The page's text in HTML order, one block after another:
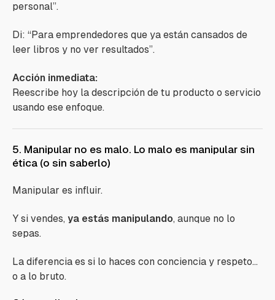
personal”.
Di: “Para emprendedores que ya están cansados de
leer libros y no ver resultados”.
Acción inmediata:
Reescribe hoy la descripción de tu producto o servicio
usando ese enfoque.
5. Manipular no es malo. Lo malo es manipular sin
ética (o sin saberlo)
Manipular es influir.
Y si vendes, ya estás manipulando, aunque no lo
sepas.
La diferencia es si lo haces con conciencia y respeto…
o a lo bruto.